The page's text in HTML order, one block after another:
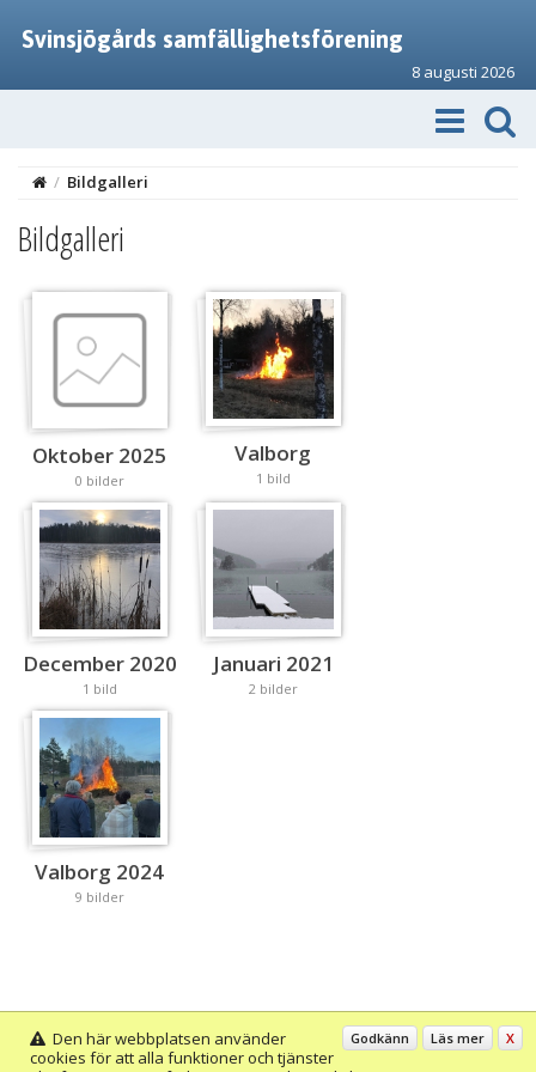
Svinsjögårds samfällighetsförening
8 augusti 2026
/ Bildgalleri
Bildgalleri
Oktober 2025
0 bilder
Valborg
1 bild
December 2020
1 bild
Januari 2021
2 bilder
Valborg 2024
9 bilder
Godkänn Läs mer X
Den här webbplatsen använder
cookies för att alla funktioner och tjänster